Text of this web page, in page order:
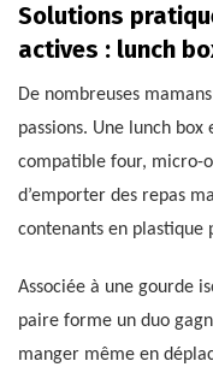
Solutions
actives : lunch
De nombreuses
passions. Une lunch
compatible four, micro-
d’emporter des repas
contenants en plastique
Associée à une gourde
paire forme un duo
manger même en